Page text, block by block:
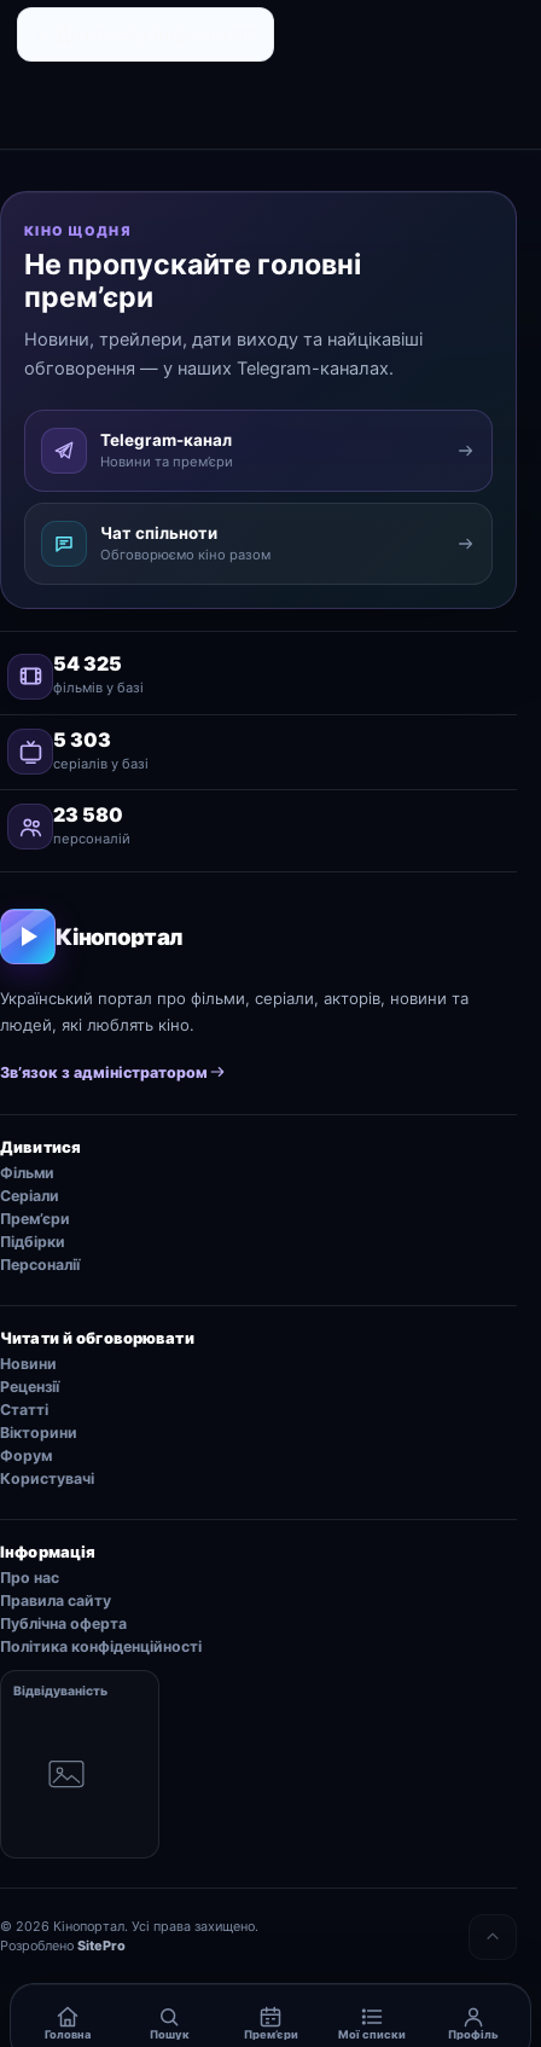
Головна Пошук Прем’єри Мої списки Профіль
КІНО ЩОДНЯ
Не пропускайте головні
прем’єри
Новини, трейлери, дати виходу та найцікавіші
обговорення — у наших Telegram-каналах.
Telegram-канал
Новини та прем’єри
Чат спільноти
Обговорюємо кіно разом
54 325
фільмів у базі
5 303
серіалів у базі
23 580
персоналій
Кінопортал
Український портал про фільми, серіали, акторів, новини та
людей, які люблять кіно.
Зв’язок з адміністратором
Дивитися
Фільми
Серіали
Прем’єри
Підбірки
Персоналії
Читати й обговорювати
Новини
Рецензії
Статті
Вікторини
Форум
Користувачі
Інформація
Про нас
Правила сайту
Публічна оферта
Політика конфіденційності
Відвідуваність
© 2026 Кінопортал. Усі права захищено.
Розроблено SitePro